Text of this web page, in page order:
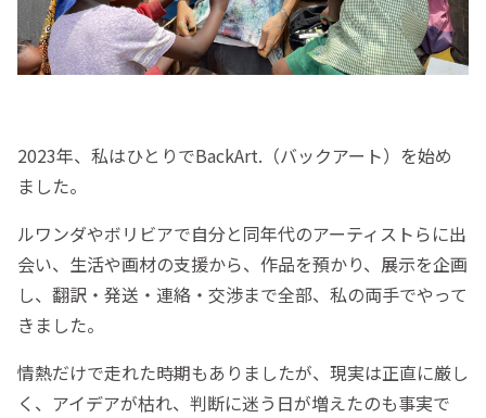
2023年、私はひとりでBackArt.（バックアート）を始め
ました。
ルワンダやボリビアで自分と同年代のアーティストらに出
会い、生活や画材の支援から、作品を預かり、展示を企画
し、翻訳・発送・連絡・交渉まで全部、私の両手でやって
きました。
情熱だけで走れた時期もありましたが、現実は正直に厳し
く、アイデアが枯れ、判断に迷う日が増えたのも事実で